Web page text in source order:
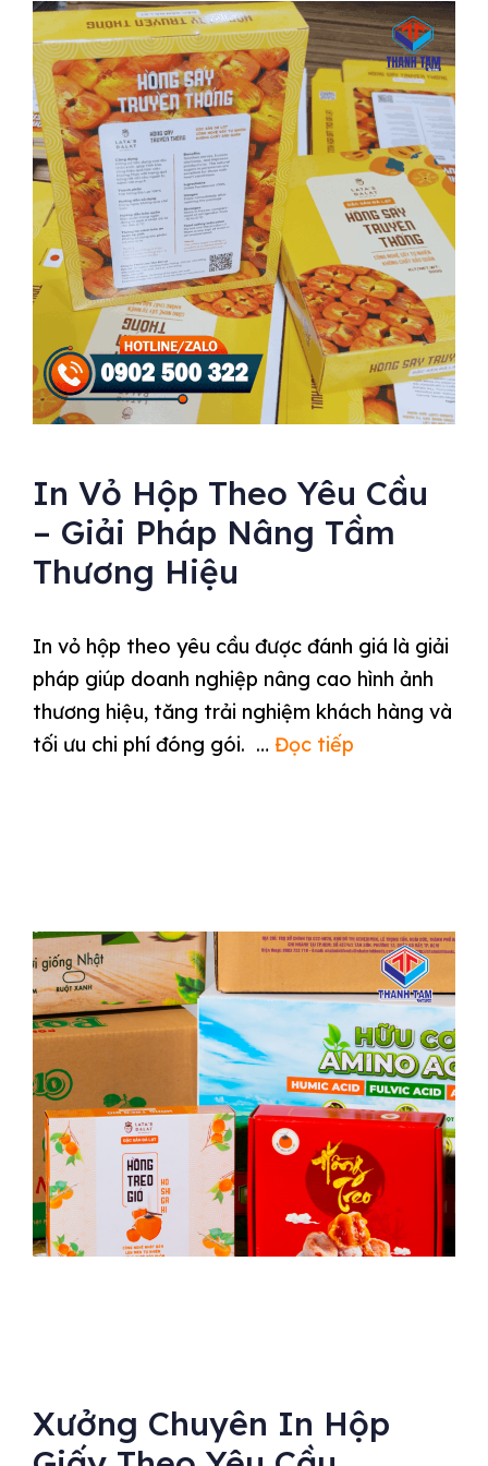
In Vỏ Hộp Theo Yêu Cầu
– Giải Pháp Nâng Tầm
Thương Hiệu
In vỏ hộp theo yêu cầu được đánh giá là giải
pháp giúp doanh nghiệp nâng cao hình ảnh
thương hiệu, tăng trải nghiệm khách hàng và
tối ưu chi phí đóng gói. … Đọc tiếp
Xưởng Chuyên In Hộp